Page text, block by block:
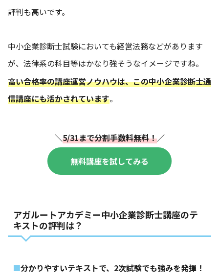
評判も高いです。
中小企業診断士試験においても経営法務などがあります
が、法律系の科目等はかなり強そうなイメージですね。
高い合格率の講座運営ノウハウは、この中小企業診断士通
信講座にも活かされています。
＼5/31まで分割手数料無料！／
無料講座を試してみる
アガルートアカデミー中小企業診断士講座のテ
キストの評判は？
分かりやすいテキストで、2次試験でも強みを発揮！